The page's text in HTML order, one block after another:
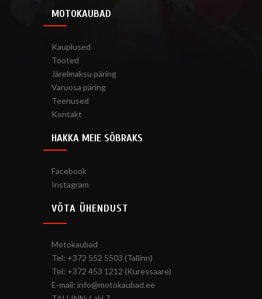
MOTOKAUBAD
Kauplused
Tooted
Järelmaksu päring
Varuosa päring
Teenused
Kontakt
HAKKA MEIE SÕBRAKS
Facebook
Instagram
VÕTA ÜHENDUST
Motokaubad
Tel: +372 552 5503 (Tallinn)
Tel: +372 453 1212 (Kuressaare)
E-mail: info@motokaubad.ee